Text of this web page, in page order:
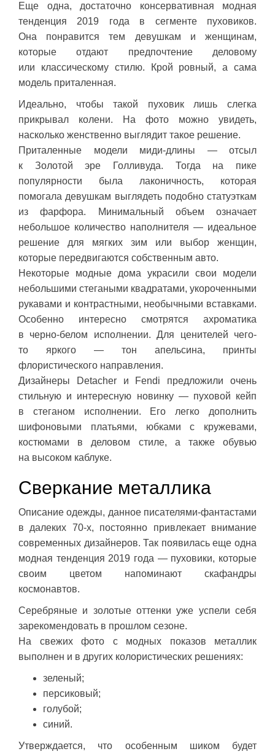
Еще одна, достаточно консервативная модная
тенденция 2019 года в сегменте пуховиков.
Она понравится тем девушкам и женщинам,
которые отдают предпочтение деловому
или классическому стилю. Крой ровный, а сама
модель приталенная.
Идеально, чтобы такой пуховик лишь слегка
прикрывал колени. На фото можно увидеть,
насколько женственно выглядит такое решение.
Приталенные модели миди-длины — отсыл
к Золотой эре Голливуда. Тогда на пике
популярности была лаконичность, которая
помогала девушкам выглядеть подобно статуэткам
из фарфора. Минимальный объем означает
небольшое количество наполнителя — идеальное
решение для мягких зим или выбор женщин,
которые передвигаются собственным авто.
Некоторые модные дома украсили свои модели
небольшими стегаными квадратами, укороченными
рукавами и контрастными, необычными вставками.
Особенно интересно смотрятся ахроматика
в черно-белом исполнении. Для ценителей чего-
то яркого — тон апельсина, принты
флористического направления.
Дизайнеры Detacher и Fendi предложили очень
стильную и интересную новинку — пуховой кейп
в стеганом исполнении. Его легко дополнить
шифоновыми платьями, юбками с кружевами,
костюмами в деловом стиле, а также обувью
на высоком каблуке.
Сверкание металлика
Описание одежды, данное писателями-фантастами
в далеких 70-х, постоянно привлекает внимание
современных дизайнеров. Так появилась еще одна
модная тенденция 2019 года — пуховики, которые
своим цветом напоминают скафандры
космонавтов.
Серебряные и золотые оттенки уже успели себя
зарекомендовать в прошлом сезоне.
На свежих фото с модных показов металлик
выполнен и в других колористических решениях:
зеленый;
персиковый;
голубой;
синий.
Утверждается, что особенным шиком будет